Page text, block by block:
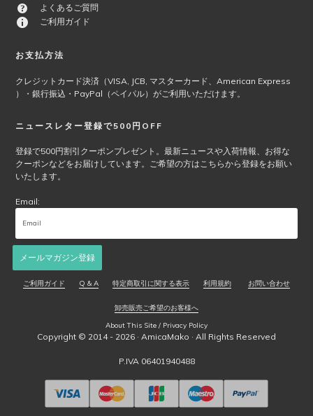
よくあるご質問
ご利用ガイド
お支払方法
クレジットカード決済（VISA, JCB, マスターカード、American Express
）・銀行振込・PayPal（ペイパル）がご利用いただけます。
ニュースレター登録で500円OFF
登録で500円割引クーポンプレゼント。最新ニュースや入荷情報、お得な
クーポンなどをお届けしています。ご希望の方はこちらから登録をお願い
いたします。
Email:
メールマガジン登録
ご利用ガイド Q & A 特定商取引に関する表示 利用規約 お問い合わせ
卸売販売ご希望のお客様へ
About This Site / Privacy Policy
Copyright © 2014 - 2026 · AmicaMako · All Rights Reserved
P.IVA 06401940488